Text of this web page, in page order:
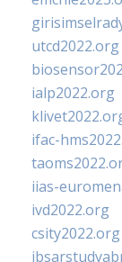
utcd2022.org
ialp2022.org
ifac-
iias-
ivd2022.org
csity2022.org